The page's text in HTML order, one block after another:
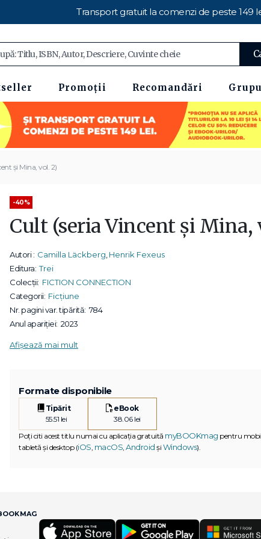
Transport gratuit la comenzi de peste 149
Promoții Recomandări
și Mina, vol. 2)
-40%
Cult (seria Vincent și Mina,
Autori : Camilla Läckberg Henrik Fexeus
Editura: Trei
Colecții: FICTION CONNECTION
Categorii: Ficțiune
Nr. pagini var. tipărită: 784
Anul apariției: 2023
Afișează mai mult
Formate disponibile
Tipărit
55.51 lei
eBook
38.06 lei
Poți citi acest titlu numai cu aplicația gratuită myBOOKmag pentru
tabletă și desktop (iOS macOS Android și Windows).